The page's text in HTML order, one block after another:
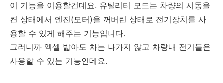
이 기능을 이용할건데요. 유틸리티 모드는 차량의 시동을
켠 상태에서 엔진(모터)을 꺼버린 상태로 전기장치를 사
용할 수 있게 해주는 기능입니다.
그러니까 엑셀 밟아도 차는 나가지 않고 차량내 전기들은
사용할 수 있는 기능인데요.